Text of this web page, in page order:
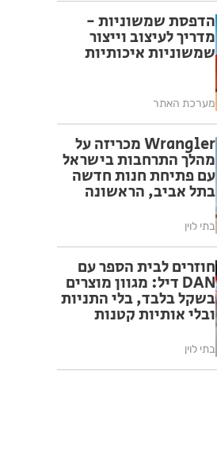
הדפסת שמשוניות -
מדריך לעיצוב וייצור
שמשוניות איכותיות
מערכת האתר
Wrangler מכריזה על
מהלך התרחבות בישראל
עם פתיחת חנות חדשה
בתל אביב, הראשונה
בהתאם לקונספט
בתי לוין
חוזרים לבית הספר עם
DAN דיל: מגוון מוצרים
בשקל בלבד, בלי התניות
ובלי אותיות קטנות
בתי לוין